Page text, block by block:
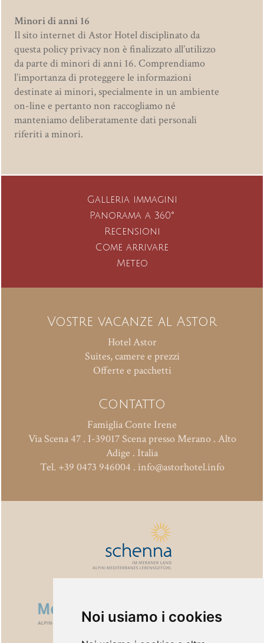
Noi usiamo i cookies
Minori di anni 16
Il sito internet di Astor Hotel disciplinato da
questa policy privacy non è finalizzato all’utilizzo
da parte di minori di anni 16. Comprendiamo
l’importanza di proteggere le informazioni
destinate ai minori, specialmente in un ambiente
on-line e pertanto non raccogliamo né
manteniamo deliberatamente dati personali
riferiti a minori.
Galleria immagini
Panorama a 360°
Recensioni
Come arrivare
Meteo
Vostre vacanze al Astor
Hotel Astor
Suites, camere e prezzi
Offerte e pacchetti
Contatto
Famiglia Conte Irene
Via Scena 47. I-39017Scena presso Merano. Alto
Adige . Italia
Tel. +39 0473 946004 . info@astorhotel.info